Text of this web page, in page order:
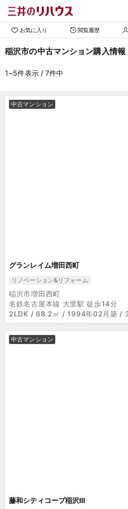
お気に入り 閲覧履歴
稲沢市の中古マンション購入情報
1~5件表示/ 7件中
中古マンション
グランレイム増田西町
リノベーション&リフォーム
稲沢市増田西町
名鉄名古屋本線 大里駅 徒歩14分
2LDK / 68.2㎡ / 1994年02月築 /
中古マンション
藤和シティコープ稲沢Ⅲ